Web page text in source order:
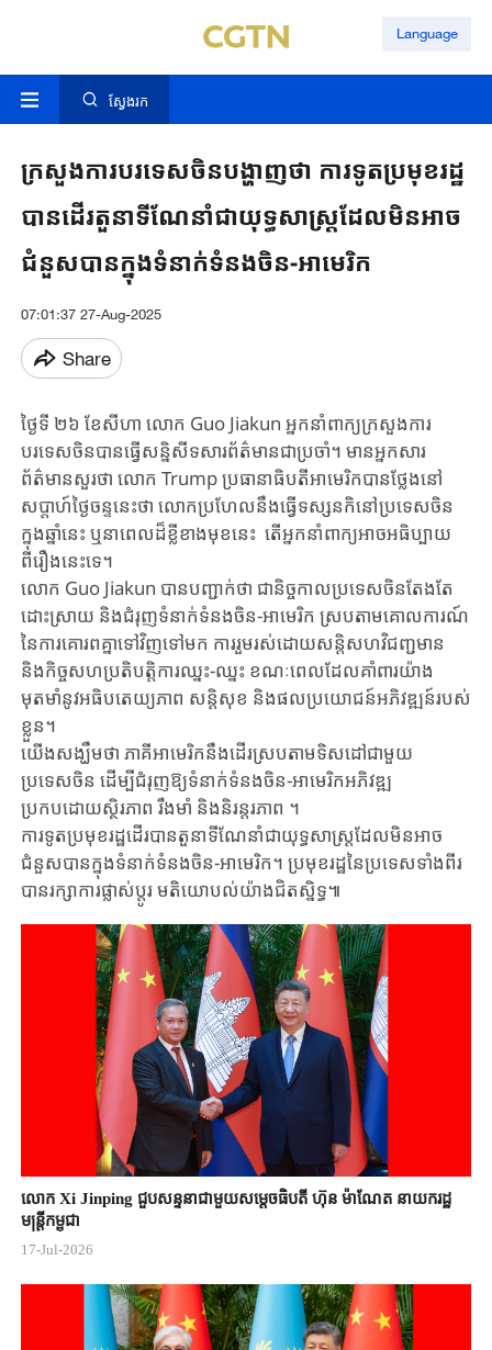
Language
ស្វែងរក
ក្រសួងការបរទេសចិនបង្ហាញថា ការទូតប្រមុខរដ្ឋ
បានដើរតួនាទីណែនាំជាយុទ្ធសាស្ត្រដែលមិនអាច
ជំនួសបានក្នុងទំនាក់ទំនងចិន-អាមេរិក
07:01:37 27-Aug-2025
Share
ថ្ងៃទី ២៦ ខែសីហា លោក Guo Jiakun អ្នកនាំពាក្យក្រសួងការ
បរទេសចិនបានធ្វើសន្និសីទសារព័ត៌មានជាប្រចាំ។ មានអ្នកសារ
ព័ត៌មានសួរថា លោក Trump ប្រធានាធិបតីអាមេរិកបានថ្លែងនៅ
សប្តាហ៍ថ្ងៃចន្ទនេះថា លោកប្រហែលនឹងធ្វើទស្សនកិនៅប្រទេសចិន
ក្នុងឆ្នាំនេះ ឬនាពេលដ៏ខ្លីខាងមុខនេះ តើអ្នកនាំពាក្យអាចអធិប្បាយ
ពីរឿងនេះទេ។
លោក Guo Jiakun បានបញ្ជាក់ថា ជានិច្ចកាលប្រទេសចិនតែងតែ
ដោះស្រាយ និងជំរុញទំនាក់ទំនងចិន-អាមេរិក ស្របតាមគោលការណ៍
នៃការគោរពគ្នាទៅវិញទៅមក ការរួមរស់ដោយសន្តិសហវិជញ្ជមាន
និងកិច្ចសហប្រតិបត្តិការឈ្នះ-ឈ្នះ ខណៈពេលដែលគាំពារយ៉ាង
មុតមាំនូវអធិបតេយ្យភាព សន្តិសុខ និងផលប្រយោជន៍អភិវឌ្ឍន៍របស់
ខ្លួន។
យើងសង្ឃឹមថា ភាគីអាមេរិកនឹងដើរស្របតាមទិសដៅជាមួយ
ប្រទេសចិន ដើម្បីជំរុញឱ្យទំនាក់ទំនងចិន-អាមេរិកអភិវឌ្ឍ
ប្រកបដោយស្ថិរភាព រឹងមាំ និងនិរន្តរភាព ។
ការទូតប្រមុខរដ្ឋដើរបានតួនាទីណែនាំជាយុទ្ធសាស្ត្រដែលមិនអាច
ជំនួសបានក្នុងទំនាក់ទំនងចិន-អាមេរិក។ ប្រមុខរដ្ឋនៃប្រទេសទាំងពីរ
បានរក្សាការផ្លាស់ប្តូរ មតិយោបល់យ៉ាងជិតស្និទ្ធ៕
លោក Xi Jinping ជួបសន្ទនាជាមួយសម្តេចធិបតី ហ៊ុន ម៉ាណែត នាយករដ្ឋ
មន្ត្រីកម្ពុជា
17-Jul-2026